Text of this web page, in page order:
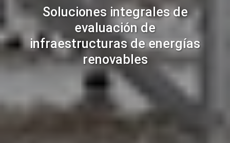
Soluciones integrales de
evaluación de
infraestructuras de energías
renovables